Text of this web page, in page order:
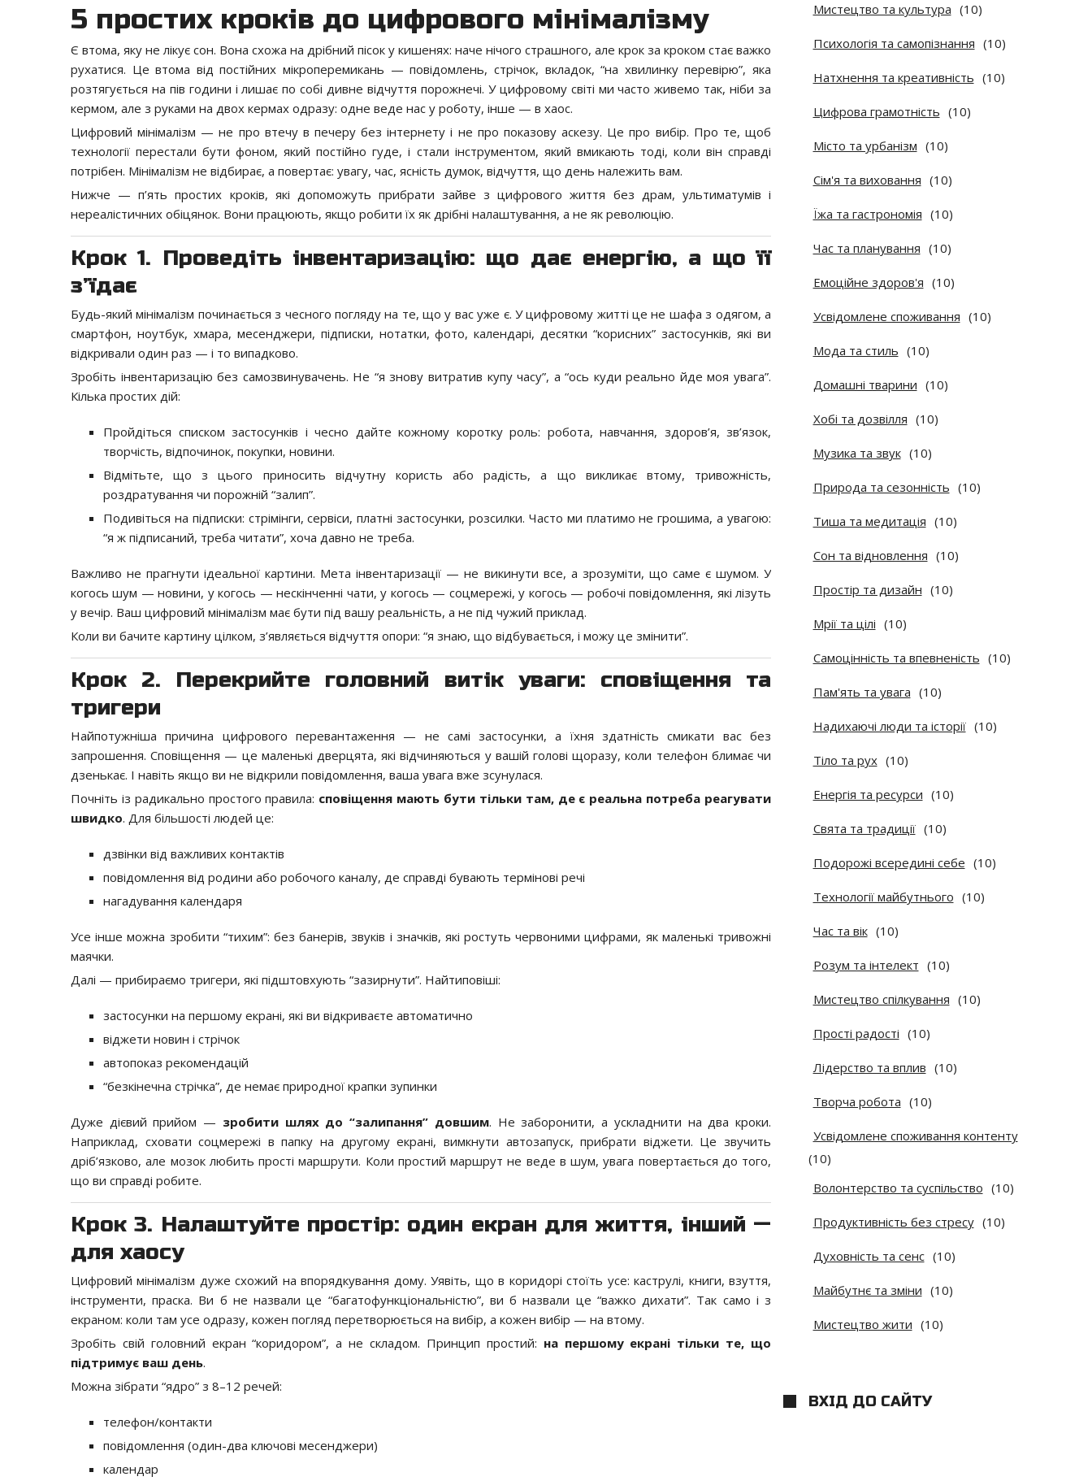
5 простих кроків до цифрового мінімалізму
Є втома, яку не лікує сон. Вона схожа на дрібний пісок у кишенях: наче нічого страшного, але крок за кроком стає важко
рухатися. Це втома від постійних мікроперемикань — повідомлень, стрічок, вкладок, “на хвилинку перевірю”, яка
розтягується на пів години і лишає по собі дивне відчуття порожнечі. У цифровому світі ми часто живемо так, ніби за
кермом, але з руками на двох кермах одразу: одне веде нас у роботу, інше — в хаос.
Цифровий мінімалізм — не про втечу в печеру без інтернету і не про показову аскезу. Це про вибір. Про те, щоб
технології перестали бути фоном, який постійно гуде, і стали інструментом, який вмикають тоді, коли він справді
потрібен. Мінімалізм не відбирає, а повертає: увагу, час, ясність думок, відчуття, що день належить вам.
Нижче — п’ять простих кроків, які допоможуть прибрати зайве з цифрового життя без драм, ультиматумів і
нереалістичних обіцянок. Вони працюють, якщо робити їх як дрібні налаштування, а не як революцію.
Крок 1. Проведіть інвентаризацію: що дає енергію, а що її
з’їдає
Будь-який мінімалізм починається з чесного погляду на те, що у вас уже є. У цифровому житті це не шафа з одягом, а
смартфон, ноутбук, хмара, месенджери, підписки, нотатки, фото, календарі, десятки “корисних” застосунків, які ви
відкривали один раз — і то випадково.
Зробіть інвентаризацію без самозвинувачень. Не “я знову витратив купу часу”, а “ось куди реально йде моя увага”.
Кілька простих дій:
Пройдіться списком застосунків і чесно дайте кожному коротку роль: робота, навчання, здоров’я, зв’язок,
творчість, відпочинок, покупки, новини.
Відмітьте, що з цього приносить відчутну користь або радість, а що викликає втому, тривожність,
роздратування чи порожній “залип”.
Подивіться на підписки: стрімінги, сервіси, платні застосунки, розсилки. Часто ми платимо не грошима, а увагою:
“я ж підписаний, треба читати”, хоча давно не треба.
Важливо не прагнути ідеальної картини. Мета інвентаризації — не викинути все, а зрозуміти, що саме є шумом. У
когось шум — новини, у когось — нескінченні чати, у когось — соцмережі, у когось — робочі повідомлення, які лізуть
у вечір. Ваш цифровий мінімалізм має бути під вашу реальність, а не під чужий приклад.
Коли ви бачите картину цілком, з’являється відчуття опори: “я знаю, що відбувається, і можу це змінити”.
Крок 2. Перекрийте головний витік уваги: сповіщення та
тригери
Найпотужніша причина цифрового перевантаження — не самі застосунки, а їхня здатність смикати вас без
запрошення. Сповіщення — це маленькі дверцята, які відчиняються у вашій голові щоразу, коли телефон блимає чи
дзенькає. І навіть якщо ви не відкрили повідомлення, ваша увага вже зсунулася.
Почніть із радикально простого правила: сповіщення мають бути тільки там, де є реальна потреба реагувати
швидко. Для більшості людей це:
дзвінки від важливих контактів
повідомлення від родини або робочого каналу, де справді бувають термінові речі
нагадування календаря
Усе інше можна зробити “тихим”: без банерів, звуків і значків, які ростуть червоними цифрами, як маленькі тривожні
маячки.
Далі — прибираємо тригери, які підштовхують “зазирнути”. Найтиповіші:
застосунки на першому екрані, які ви відкриваєте автоматично
віджети новин і стрічок
автопоказ рекомендацій
“безкінечна стрічка”, де немає природної крапки зупинки
Дуже дієвий прийом — зробити шлях до “залипання” довшим. Не заборонити, а ускладнити на два кроки.
Наприклад, сховати соцмережі в папку на другому екрані, вимкнути автозапуск, прибрати віджети. Це звучить
дріб’язково, але мозок любить прості маршрути. Коли простий маршрут не веде в шум, увага повертається до того,
що ви справді робите.
Крок 3. Налаштуйте простір: один екран для життя, інший —
для хаосу
Цифровий мінімалізм дуже схожий на впорядкування дому. Уявіть, що в коридорі стоїть усе: каструлі, книги, взуття,
інструменти, праска. Ви б не назвали це “багатофункціональністю”, ви б назвали це “важко дихати”. Так само і з
екраном: коли там усе одразу, кожен погляд перетворюється на вибір, а кожен вибір — на втому.
Зробіть свій головний екран “коридором”, а не складом. Принцип простий: на першому екрані тільки те, що
підтримує ваш день.
Можна зібрати “ядро” з 8–12 речей:
телефон/контакти
повідомлення (один-два ключові месенджери)
календар
Мистецтво та культура (10)
Психологія та самопізнання (10)
Натхнення та креативність (10)
Цифрова грамотність (10)
Місто та урбанізм (10)
Сім'я та виховання (10)
Їжа та гастрономія (10)
Час та планування (10)
Емоційне здоров'я (10)
Усвідомлене споживання (10)
Мода та стиль (10)
Домашні тварини (10)
Хобі та дозвілля (10)
Музика та звук (10)
Природа та сезонність (10)
Тиша та медитація (10)
Сон та відновлення (10)
Простір та дизайн (10)
Мрії та цілі (10)
Самоцінність та впевненість (10)
Пам'ять та увага (10)
Надихаючі люди та історії (10)
Тіло та рух (10)
Енергія та ресурси (10)
Свята та традиції (10)
Подорожі всередині себе (10)
Технології майбутнього (10)
Час та вік (10)
Розум та інтелект (10)
Мистецтво спілкування (10)
Прості радості (10)
Лідерство та вплив (10)
Творча робота (10)
Усвідомлене споживання контенту
(10)
Волонтерство та суспільство (10)
Продуктивність без стресу (10)
Духовність та сенс (10)
Майбутнє та зміни (10)
Мистецтво жити (10)
ВХІД ДО САЙТУ